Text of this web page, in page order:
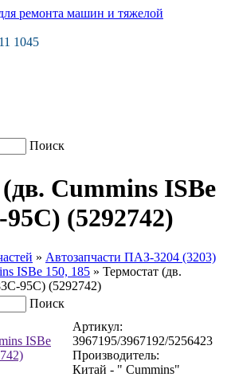
1045
Поиск
Cummins ISBe
(5292742)
» Автозапчасти ПАЗ-3204 (3203)
ISBe 150, 185 » Термостат (дв.
95С) (5292742)
Поиск
Артикул:
3967195/3967192/5256423
Производитель:
Китай - " Cummins"